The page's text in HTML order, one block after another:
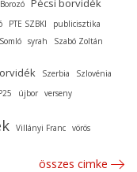
Pécsi borvidék
PTE SZBKI
publicisztika
Somló syrah Szabó Zoltán
Szerbia Szlovénia
újbor verseny
Villányi Franc vörös
összes cimke